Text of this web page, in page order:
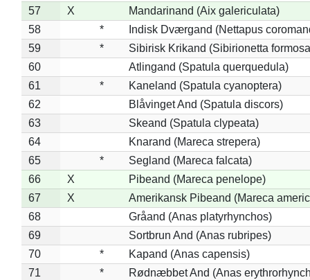
57
X
Mandarinand (Aix galericulata)
58
*
Indisk Dværgand (Nettapus
59
*
Sibirisk Krikand (Sibirionetta
60
Atlingand (Spatula querquedula)
61
*
Kaneland (Spatula cyanoptera)
62
Blåvinget And (Spatula discors)
63
Skeand (Spatula clypeata)
64
Knarand (Mareca strepera)
65
*
Segland (Mareca falcata)
66
X
Pibeand (Mareca penelope)
67
X
Amerikansk Pibeand (Mareca
68
Gråand (Anas platyrhynchos)
69
Sortbrun And (Anas rubripes)
70
*
Kapand (Anas capensis)
71
*
Rødnæbbet And (Anas